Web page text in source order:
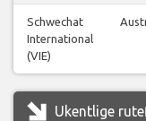
Schwechat
International
(VIE)
Ukentlige